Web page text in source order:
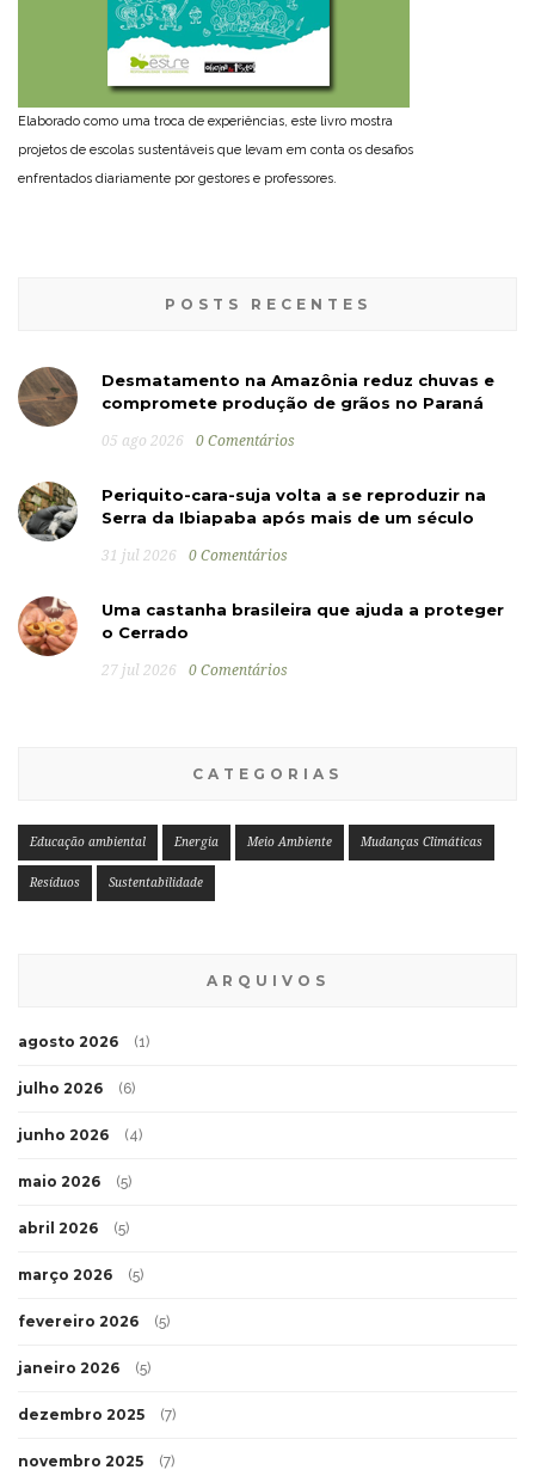
Elaborado como uma troca de experiências, este livro mostra
projetos de escolas sustentáveis que levam em conta os desafios
enfrentados diariamente por gestores e professores.
POSTS RECENTES
Desmatamento na Amazônia reduz chuvas e
compromete produção de grãos no Paraná
05 ago 2026 0 Comentários
Periquito-cara-suja volta a se reproduzir na
Serra da Ibiapaba após mais de um século
31 jul 2026 0 Comentários
Uma castanha brasileira que ajuda a proteger
o Cerrado
27 jul 2026 0 Comentários
CATEGORIAS
Educação ambiental Energia Meio Ambiente Mudanças Climáticas
Resíduos Sustentabilidade
ARQUIVOS
agosto 2026 (1)
julho 2026 (6)
junho 2026 (4)
maio 2026 (5)
abril 2026 (5)
março 2026 (5)
fevereiro 2026 (5)
janeiro 2026 (5)
dezembro 2025 (7)
novembro 2025 (7)